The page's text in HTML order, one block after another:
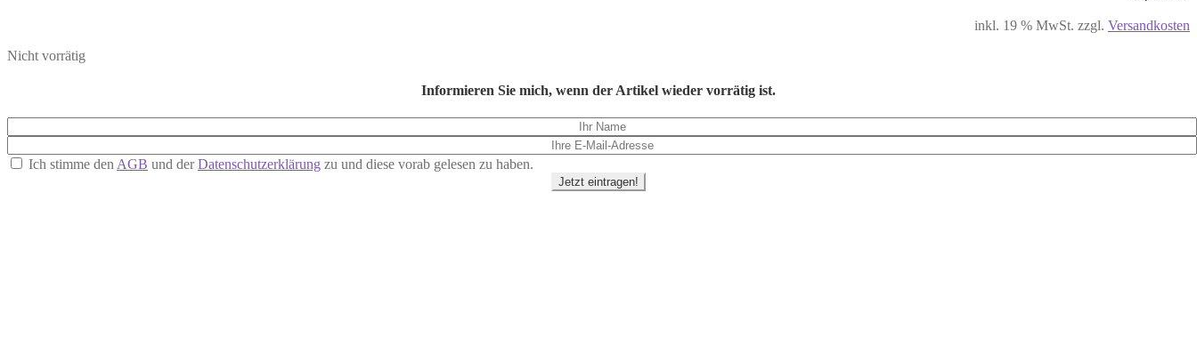
inkl. 19 % MwSt. zzgl. Versandkosten
Nicht vorrätig
Informieren Sie mich, wenn der Artikel wieder vorrätig ist.
Ich stimme den AGB und derDatenschutzerklärung zu und diese vorab gelesen zu haben.
Jetzt eintragen!